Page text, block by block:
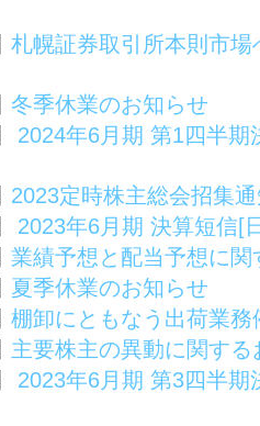
札幌証券取引所本則市
冬季休業のお知らせ
2024年6月期 第1四半
2023定時株主総会招集
2023年6月期 決算短信[
業績予想と配当予想に関
夏季休業のお知らせ
棚卸にともなう出荷業務
主要株主の異動に関する
2023年6月期 第3四半